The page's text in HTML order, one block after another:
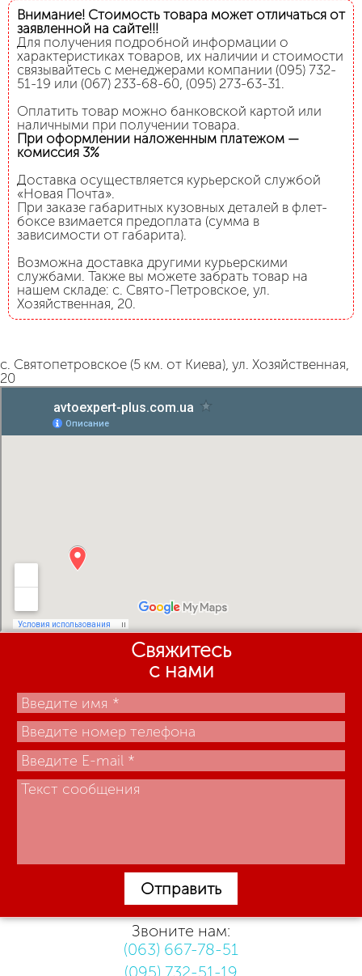
Внимание! Стоимость товара может отличаться от
заявленной на сайте!!!
Для получения подробной информации о
характеристиках товаров, их наличии и стоимости
связывайтесь с менеджерами компании (095) 732-
51-19 или (067) 233-68-60, (095) 273-63-31.
Оплатить товар можно банковской картой или
наличными при получении товара.
При оформлении наложенным платежом —
комиссия 3%
Доставка осуществляется курьерской службой
«Новая Почта».
При заказе габаритных кузовных деталей в флет-
боксе взимается предоплата (сумма в
зависимости от габарита).
Возможна доставка другими курьерскими
службами. Также вы можете забрать товар на
нашем складе: с. Свято-Петровское, ул.
Хозяйственная, 20.
с. Святопетровское (5 км. от Киева), ул. Хозяйственная,
20
Свяжитесь
с нами
Отправить
Звоните нам:
(063) 667-78-51